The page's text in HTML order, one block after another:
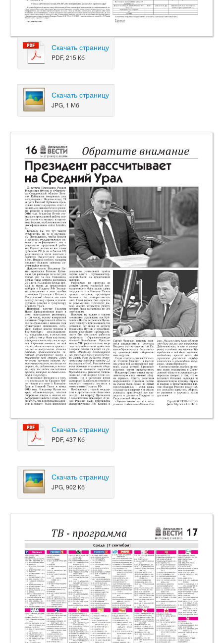
Скачать страницу
PDF, 215 Кб
Скачать страницу
JPG, 1 Мб
Скачать страницу
PDF, 437 Кб
Скачать страницу
JPG, 902 Кб